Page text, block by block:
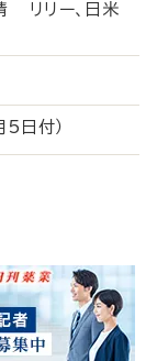
リリー、日米
月5日付）